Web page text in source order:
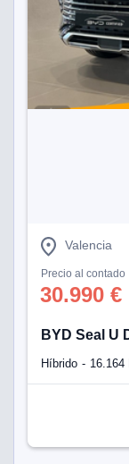
Valencia
Precio al contado
30.990 €
BYD Seal U
Híbrido 16.164